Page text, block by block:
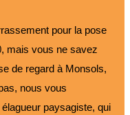
pour la pose
mais vous ne savez
de regard à Monsols,
nous vous
paysagiste, qui